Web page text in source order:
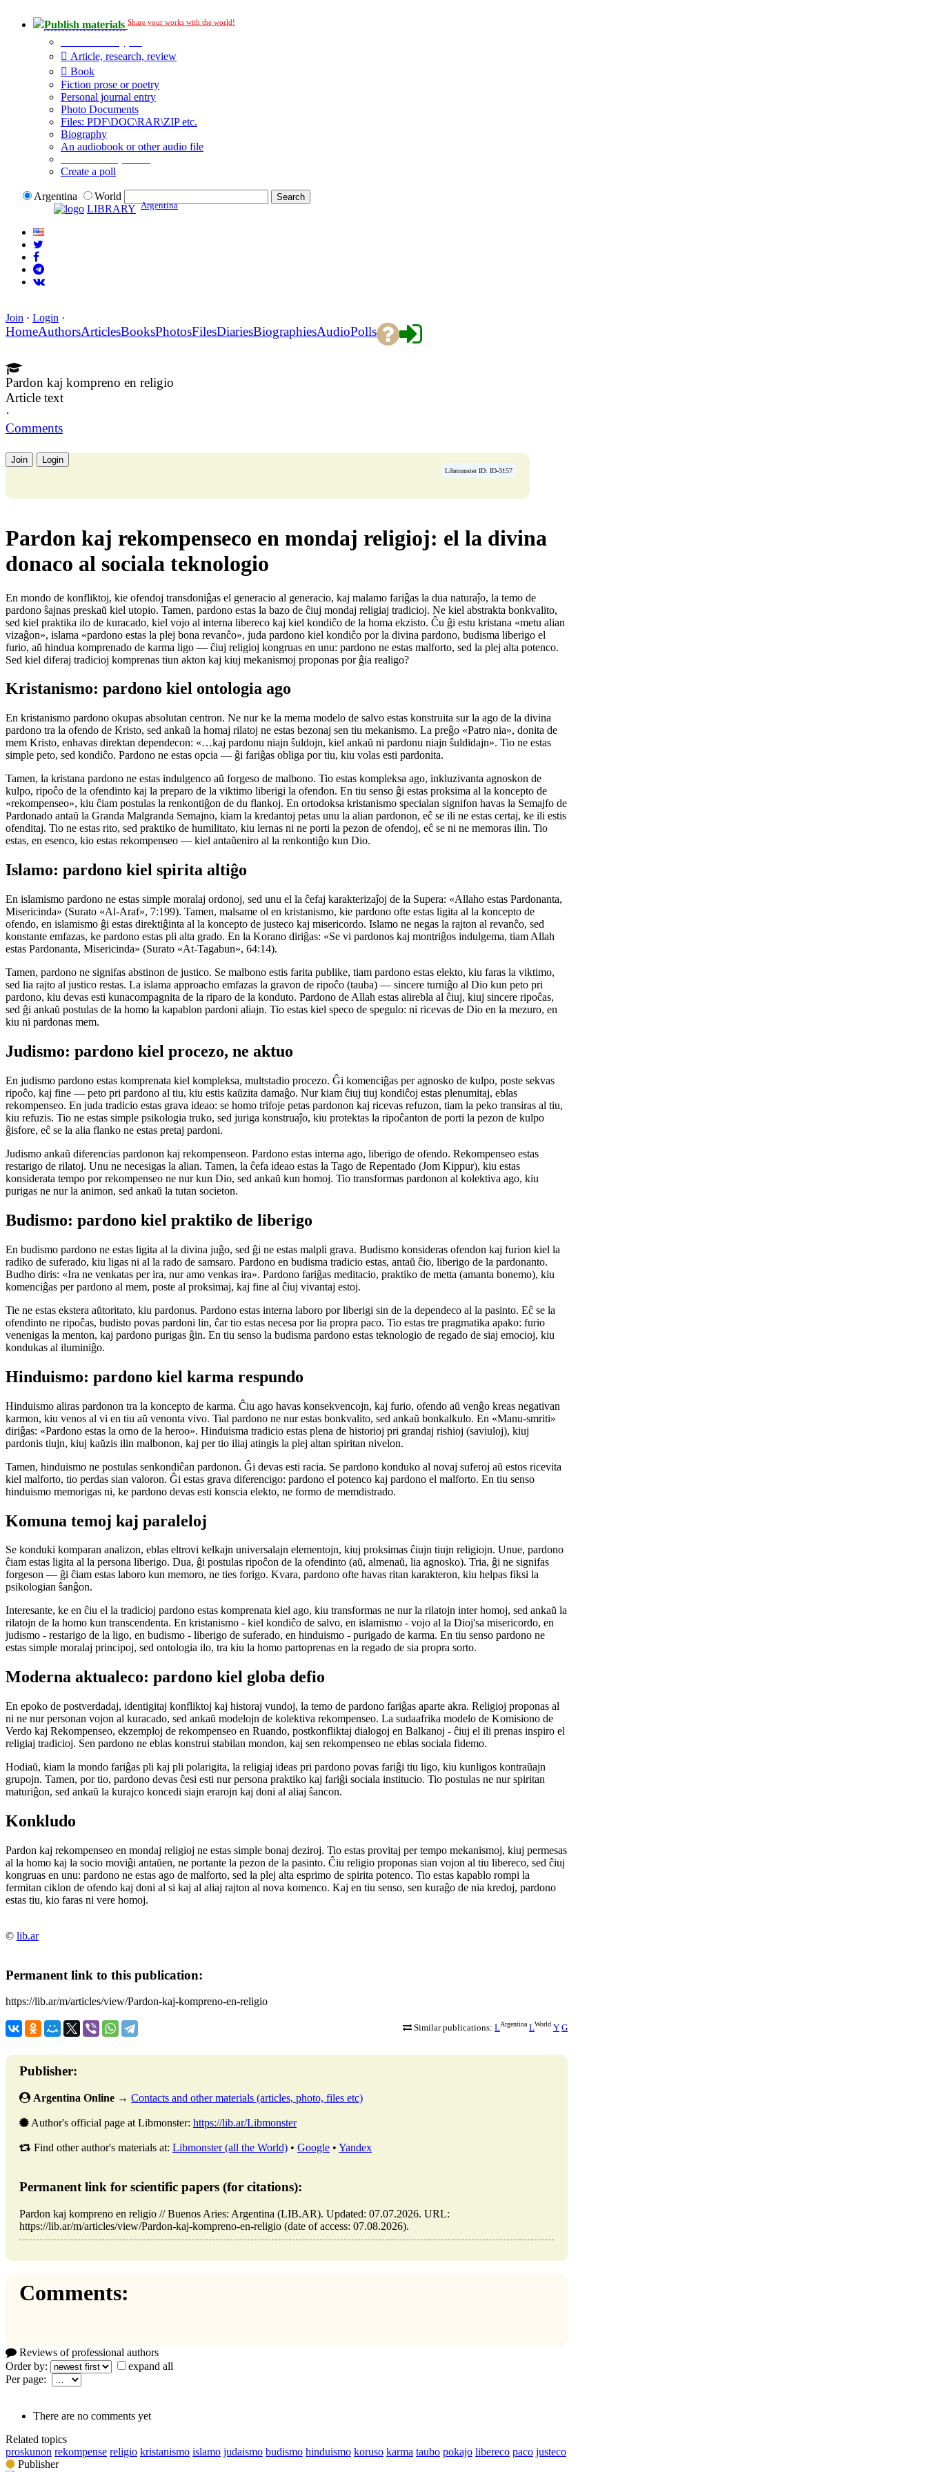
Publish materials Share your works with the world!
Article, research, review
Book
Fiction prose or poetry
Personal journal entry
Photo Documents
Files: PDF\DOC\RAR\ZIP etc.
Biography
An audiobook or other audio file
Create a poll
Argentina
World
LIBRARY Argentina
Join · Login ·
HomeAuthorsArticlesBooksPhotosFilesDiariesBiographiesAudioPolls
Pardon kaj kompreno en religio
Article text
·
Comments
Join Login
Libmonster ID: ID-3157
Pardon kaj rekompenseco en mondaj religioj: el la divina
donaco al sociala teknologio
En mondo de konfliktoj, kie ofendoj transdoniĝas el generacio al generacio, kaj malamo fariĝas la dua naturaĵo, la temo de
pardono ŝajnas preskaŭ kiel utopio. Tamen, pardono estas la bazo de ĉiuj mondaj religiaj tradicioj. Ne kiel abstrakta bonkvalito,
sed kiel praktika ilo de kuracado, kiel vojo al interna libereco kaj kiel kondiĉo de la homa ekzisto. Ĉu ĝi estu kristana «metu alian
vizaĝon», islama «pardono estas la plej bona revanĉo», juda pardono kiel kondiĉo por la divina pardono, budisma liberigo el
furio, aŭ hindua komprenado de karma ligo — ĉiuj religioj kongruas en unu: pardono ne estas malforto, sed la plej alta potenco.
Sed kiel diferaj tradicioj komprenas tiun akton kaj kiuj mekanismoj proponas por ĝia realigo?
Kristanismo: pardono kiel ontologia ago
En kristanismo pardono okupas absolutan centron. Ne nur ke la mema modelo de salvo estas konstruita sur la ago de la divina
pardono tra la ofendo de Kristo, sed ankaŭ la homaj rilatoj ne estas bezonaj sen tiu mekanismo. La preĝo «Patro nia», donita de
mem Kristo, enhavas direktan dependecon: «…kaj pardonu niajn ŝuldojn, kiel ankaŭ ni pardonu niajn ŝuldidajn». Tio ne estas
simple peto, sed kondiĉo. Pardono ne estas opcia — ĝi fariĝas obliga por tiu, kiu volas esti pardonita.
Tamen, la kristana pardono ne estas indulgenco aŭ forgeso de malbono. Tio estas kompleksa ago, inkluzivanta agnoskon de
kulpo, ripoĉo de la ofendinto kaj la preparo de la viktimo liberigi la ofendon. En tiu senso ĝi estas proksima al la koncepto de
«rekompenseo», kiu ĉiam postulas la renkontiĝon de du flankoj. En ortodoksa kristanismo specialan signifon havas la Semajfo de
Pardonado antaŭ la Granda Malgranda Semajno, kiam la kredantoj petas unu la alian pardonon, eĉ se ili ne estas certaj, ke ili estis
ofenditaj. Tio ne estas rito, sed praktiko de humilitato, kiu lernas ni ne porti la pezon de ofendoj, eĉ se ni ne memoras ilin. Tio
estas, en esenco, kio estas rekompenseo — kiel antaŭeniro al la renkontiĝo kun Dio.
Islamo: pardono kiel spirita altiĝo
En islamismo pardono ne estas simple moralaj ordonoj, sed unu el la ĉefaj karakterizaĵoj de la Supera: «Allaho estas Pardonanta,
Misericinda» (Surato «Al-Araf», 7:199). Tamen, malsame ol en kristanismo, kie pardono ofte estas ligita al la koncepto de
ofendo, en islamismo ĝi estas direktiĝinta al la koncepto de justeco kaj misericordo. Islamo ne negas la rajton al revanĉo, sed
konstante emfazas, ke pardono estas pli alta grado. En la Korano diriĝas: «Se vi pardonos kaj montriĝos indulgema, tiam Allah
estas Pardonanta, Misericinda» (Surato «At-Tagabun», 64:14).
Tamen, pardono ne signifas abstinon de justico. Se malbono estis farita publike, tiam pardono estas elekto, kiu faras la viktimo,
sed lia rajto al justico restas. La islama approacho emfazas la gravon de ripoĉo (tauba) — sincere turniĝo al Dio kun peto pri
pardono, kiu devas esti kunacompagnita de la riparo de la konduto. Pardono de Allah estas alirebla al ĉiuj, kiuj sincere ripoĉas,
sed ĝi ankaŭ postulas de la homo la kapablon pardoni aliajn. Tio estas kiel speco de spegulo: ni ricevas de Dio en la mezuro, en
kiu ni pardonas mem.
Judismo: pardono kiel procezo, ne aktuo
En judismo pardono estas komprenata kiel kompleksa, multstadio procezo. Ĝi komenciĝas per agnosko de kulpo, poste sekvas
ripoĉo, kaj fine — peto pri pardono al tiu, kiu estis kaŭzita damaĝo. Nur kiam ĉiuj tiuj kondiĉoj estas plenumitaj, eblas
rekompenseo. En juda tradicio estas grava ideao: se homo trifoje petas pardonon kaj ricevas refuzon, tiam la peko transiras al tiu,
kiu refuzis. Tio ne estas simple psikologia truko, sed juriga konstruaĵo, kiu protektas la ripoĉanton de porti la pezon de kulpo
ĝisfore, eĉ se la alia flanko ne estas pretaj pardoni.
Judismo ankaŭ diferencias pardonon kaj rekompenseon. Pardono estas interna ago, liberigo de ofendo. Rekompenseo estas
restarigo de rilatoj. Unu ne necesigas la alian. Tamen, la ĉefa ideao estas la Tago de Repentado (Jom Kippur), kiu estas
konsiderata tempo por rekompenseo ne nur kun Dio, sed ankaŭ kun homoj. Tio transformas pardonon al kolektiva ago, kiu
purigas ne nur la animon, sed ankaŭ la tutan societon.
Budismo: pardono kiel praktiko de liberigo
En budismo pardono ne estas ligita al la divina juĝo, sed ĝi ne estas malpli grava. Budismo konsideras ofendon kaj furion kiel la
radiko de suferado, kiu ligas ni al la rado de samsaro. Pardono en budisma tradicio estas, antaŭ ĉio, liberigo de la pardonanto.
Budho diris: «Ira ne venkatas per ira, nur amo venkas ira». Pardono fariĝas meditacio, praktiko de metta (amanta bonemo), kiu
komenciĝas per pardono al mem, poste al proksimaj, kaj fine al ĉiuj vivantaj estoj.
Tie ne estas ekstera aŭtoritato, kiu pardonus. Pardono estas interna laboro por liberigi sin de la dependeco al la pasinto. Eĉ se la
ofendinto ne ripoĉas, budisto povas pardoni lin, ĉar tio estas necesa por lia propra paco. Tio estas tre pragmatika apako: furio
venenigas la menton, kaj pardono purigas ĝin. En tiu senso la budisma pardono estas teknologio de regado de siaj emocioj, kiu
kondukas al iluminiĝo.
Hinduismo: pardono kiel karma respundo
Hinduismo aliras pardonon tra la koncepto de karma. Ĉiu ago havas konsekvencojn, kaj furio, ofendo aŭ venĝo kreas negativan
karmon, kiu venos al vi en tiu aŭ venonta vivo. Tial pardono ne nur estas bonkvalito, sed ankaŭ bonkalkulo. En «Manu-smriti»
diriĝas: «Pardono estas la orno de la heroo». Hinduisma tradicio estas plena de historioj pri grandaj rishioj (saviuloj), kiuj
pardonis tiujn, kiuj kaŭzis ilin malbonon, kaj per tio iliaj atingis la plej altan spiritan nivelon.
Tamen, hinduismo ne postulas senkondiĉan pardonon. Ĝi devas esti racia. Se pardono konduko al novaj suferoj aŭ estos ricevita
kiel malforto, tio perdas sian valoron. Ĝi estas grava diferencigo: pardono el potenco kaj pardono el malforto. En tiu senso
hinduismo memorigas ni, ke pardono devas esti konscia elekto, ne formo de memdistrado.
Komuna temoj kaj paraleloj
Se konduki komparan analizon, eblas eltrovi kelkajn universalajn elementojn, kiuj proksimas ĉiujn tiujn religiojn. Unue, pardono
ĉiam estas ligita al la persona liberigo. Dua, ĝi postulas ripoĉon de la ofendinto (aŭ, almenaŭ, lia agnosko). Tria, ĝi ne signifas
forgeson — ĝi ĉiam estas laboro kun memoro, ne ties forigo. Kvara, pardono ofte havas ritan karakteron, kiu helpas fiksi la
psikologian ŝanĝon.
Interesante, ke en ĉiu el la tradicioj pardono estas komprenata kiel ago, kiu transformas ne nur la rilatojn inter homoj, sed ankaŭ la
rilatojn de la homo kun transcendenta. En kristanismo - kiel kondiĉo de salvo, en islamismo - vojo al la Dioj'sa misericordo, en
judismo - restarigo de la ligo, en budismo - liberigo de suferado, en hinduismo - purigado de karma. En tiu senso pardono ne
estas simple moralaj principoj, sed ontologia ilo, tra kiu la homo partoprenas en la regado de sia propra sorto.
Moderna aktualeco: pardono kiel globa defio
En epoko de postverdadaj, identigitaj konfliktoj kaj historaj vundoj, la temo de pardono fariĝas aparte akra. Religioj proponas al
ni ne nur personan vojon al kuracado, sed ankaŭ modelojn de kolektiva rekompenseo. La sudaafrika modelo de Komisiono de
Verdo kaj Rekompenseo, ekzemploj de rekompenseo en Ruando, postkonfliktaj dialogoj en Balkanoj - ĉiuj el ili prenas inspiro el
religiaj tradicioj. Sen pardono ne eblas konstrui stabilan mondon, kaj sen rekompenseo ne eblas sociala fidemo.
Hodiaŭ, kiam la mondo fariĝas pli kaj pli polarigita, la religiaj ideas pri pardono povas fariĝi tiu ligo, kiu kunligos kontraŭajn
grupojn. Tamen, por tio, pardono devas ĉesi esti nur persona praktiko kaj fariĝi sociala institucio. Tio postulas ne nur spiritan
maturiĝon, sed ankaŭ la kurajco koncedi siajn erarojn kaj doni al aliaj ŝancon.
Konkludo
Pardon kaj rekompenseo en mondaj religioj ne estas simple bonaj deziroj. Tio estas provitaj per tempo mekanismoj, kiuj permesas
al la homo kaj la socio moviĝi antaŭen, ne portante la pezon de la pasinto. Ĉiu religio proponas sian vojon al tiu libereco, sed ĉiuj
kongruas en unu: pardono ne estas ago de malforto, sed la plej alta esprimo de spirita potenco. Tio estas kapablo rompi la
fermitan ciklon de ofendo kaj doni al si kaj al aliaj rajton al nova komenco. Kaj en tiu senso, sen kuraĝo de nia kredoj, pardono
estas tiu, kio faras ni vere homoj.
© lib.ar
Permanent link to this publication:
https://lib.ar/m/articles/view/Pardon-kaj-kompreno-en-religio
Similar publications: LArgentina LWorld Y G
Publisher:
Argentina Online → Contacts and other materials (articles, photo, files etc)
Author's official page at Libmonster: https://lib.ar/Libmonster
Find other author's materials at: Libmonster (all the World) • Google • Yandex
Permanent link for scientific papers (for citations):
Pardon kaj kompreno en religio // Buenos Aries: Argentina (LIB.AR). Updated: 07.07.2026. URL:
https://lib.ar/m/articles/view/Pardon-kaj-kompreno-en-religio (date of access: 07.08.2026).
Comments:
Reviews of professional authors
Order by:
expand all
Per page:
There are no comments yet
Related topics
proskunon rekompense religio kristanismo islamo judaismo budismo hinduismo koruso karma taubo pokajo libereco paco justeco
Publisher